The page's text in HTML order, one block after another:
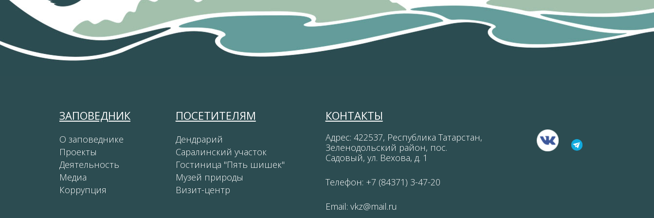
ЗАПОВЕДНИК
О заповеднике
Проекты
Деятельность
Медиа
Коррупция
ПОСЕТИТЕЛЯМ
Дендрарий
Саралинский участок
Гостиница "Пять шишек"
Музей природы
Визит-центр
КОНТАКТЫ
Адрес: 422537, Республика Татарстан,
Зеленодольский район, пос.
Садовый, ул. Вехова, д. 1
Телефон: +7 (84371) 3-47-20
Email: vkz@mail.ru